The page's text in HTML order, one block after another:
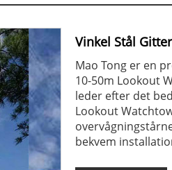
Vinkel Stål
Mao Tong er en
10-50m Lookout
leder efter det
Lookout
bekvem